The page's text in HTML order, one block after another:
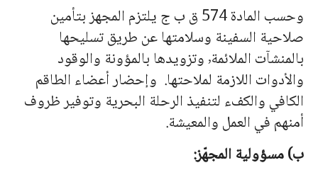
وحسب المادة 574 ق ب ج يلتزم المجهز بتأمين
صلاحية السفينة وسلامتها عن طريق تسليحها
بالمنشآت الملائمة٬ وتزويدها بالمؤونة والوقود
والأدوات اللازمة لملاحتها. وإحضار أعضاء الطاقم
الكافي والكفء لتنفيذ الرحلة البحرية وتوفير ظروف
أمنهم في العمل والمعيشة.
ب) مسؤولية المجهّز: